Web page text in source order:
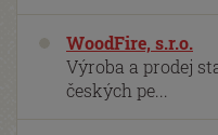
WoodFire, s.r.o.
Výroba a prodej
českých pe...